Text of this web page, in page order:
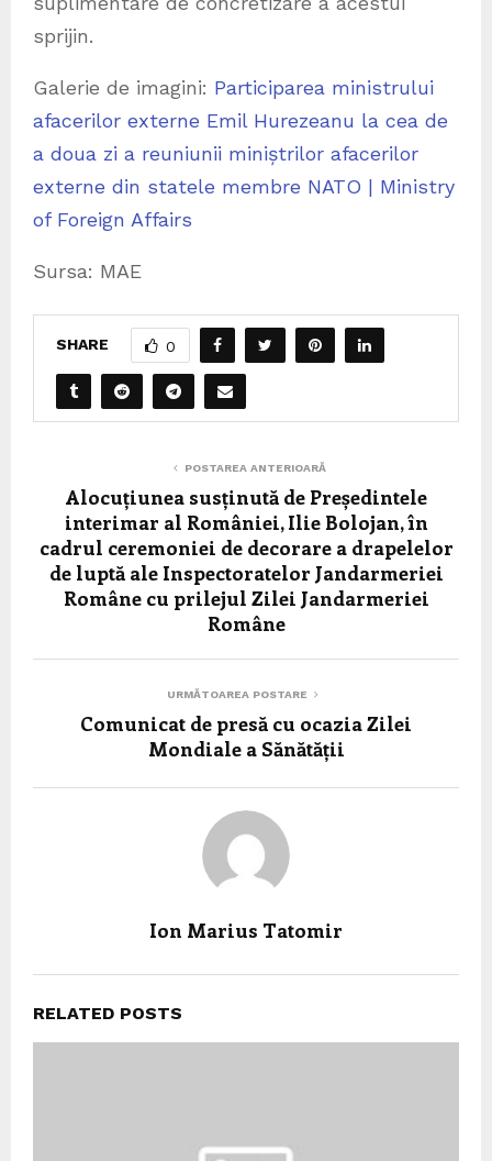
sprijin.
Galerie de imagini: Participarea ministrului
afacerilor externe Emil Hurezeanu la cea de
a doua zi a reuniunii miniștrilor afacerilor
externe din statele membre NATO | Ministry
of Foreign Affairs
Sursa: MAE
SHARE 0
POSTAREA ANTERIOARĂ
Alocuțiunea susținută de Președintele
interimar al României, Ilie Bolojan, în
cadrul ceremoniei de decorare a drapelelor
de luptă ale Inspectoratelor Jandarmeriei
Române cu prilejul Zilei Jandarmeriei
Române
URMĂTOAREA POSTARE
Comunicat de presă cu ocazia Zilei
Mondiale a Sănătății
Ion Marius Tatomir
RELATED POSTS